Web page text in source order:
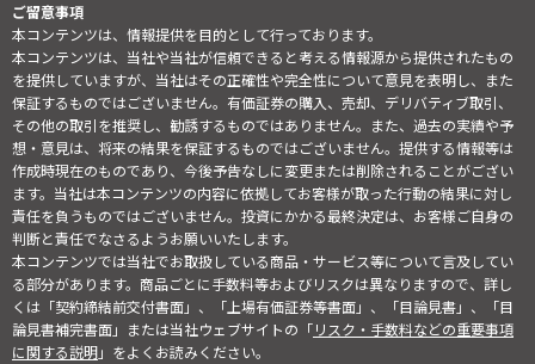
ご留意事項
本コンテンツは、情報提供を目的として行っております。
本コンテンツは、当社や当社が信頼できると考える情報源から提供されたもの
を提供していますが、当社はその正確性や完全性について意見を表明し、また
保証するものではございません。有価証券の購入、売却、デリバティブ取引、
その他の取引を推奨し、勧誘するものではありません。また、過去の実績や予
想・意見は、将来の結果を保証するものではございません。提供する情報等は
作成時現在のものであり、今後予告なしに変更または削除されることがござい
ます。当社は本コンテンツの内容に依拠してお客様が取った行動の結果に対し
責任を負うものではございません。投資にかかる最終決定は、お客様ご自身の
判断と責任でなさるようお願いいたします。
本コンテンツでは当社でお取扱している商品・サービス等について言及してい
る部分があります。商品ごとに手数料等およびリスクは異なりますので、詳し
くは「契約締結前交付書面」、「上場有価証券等書面」、「目論見書」、「目
論見書補完書面」または当社ウェブサイトの「リスク・手数料などの重要事項
に関する説明」をよくお読みください。